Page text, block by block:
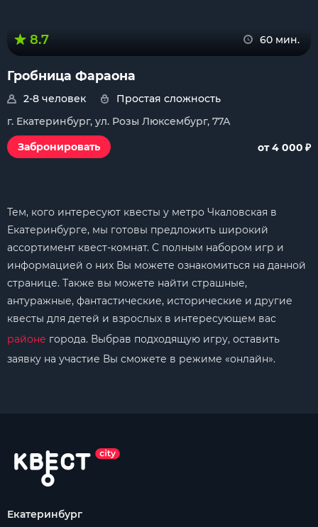
8.7 60 мин.
Гробница Фараона
2-8 человек
Простая сложность
г. Екатеринбург, ул. Розы Люксембург, 77А
Забронировать
от 4 000 ₽
Тем, кого интересуют квесты у метро Чкаловская в
Екатеринбурге, мы готовы предложить широкий
ассортимент квест-комнат. С полным набором игр и
информацией о них Вы можете ознакомиться на данной
странице. Также вы можете найти страшные,
антуражные, фантастические, исторические и другие
квесты для детей и взрослых в интересующем вас
районе города. Выбрав подходящую игру, оставить
заявку на участие Вы сможете в режиме «онлайн».
Екатеринбург